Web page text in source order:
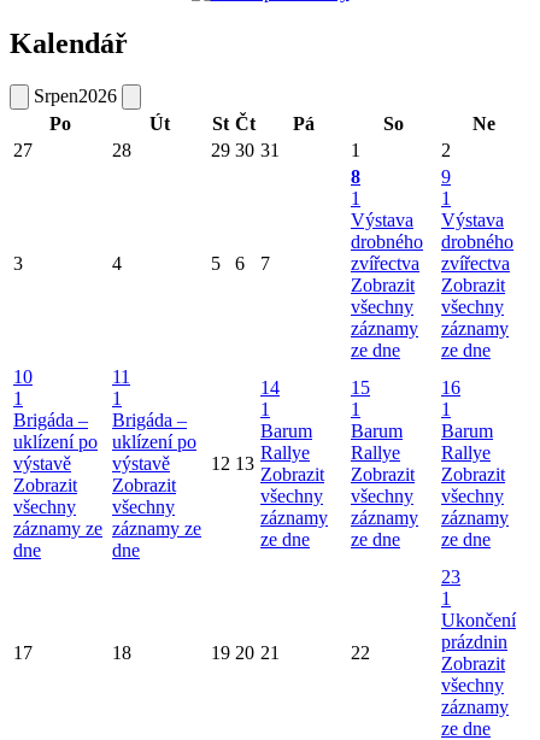
Kalendář
Srpen2026
Po
Út St Čt Pá So
Ne
27
28 29 30 31 1 2
3 4 5 6 7
8
1
Výstava
drobného
zvířectva
Zobrazit
všechny
záznamy
ze dne
9
1
Výstava
drobného
zvířectva
Zobrazit
všechny
záznamy
ze dne
10
1
Brigáda –
uklízení po
výstavě
Zobrazit
všechny
záznamy ze
dne
11
1
Brigáda –
uklízení po
výstavě
Zobrazit
všechny
záznamy ze
dne
12 13
14
1
Barum
Rallye
Zobrazit
všechny
záznamy
ze dne
15
1
Barum
Rallye
Zobrazit
všechny
záznamy
ze dne
16
1
Barum
Rallye
Zobrazit
všechny
záznamy
ze dne
17 18 19 20 21 22
23
1
Ukončení
prázdnin
Zobrazit
všechny
záznamy
ze dne